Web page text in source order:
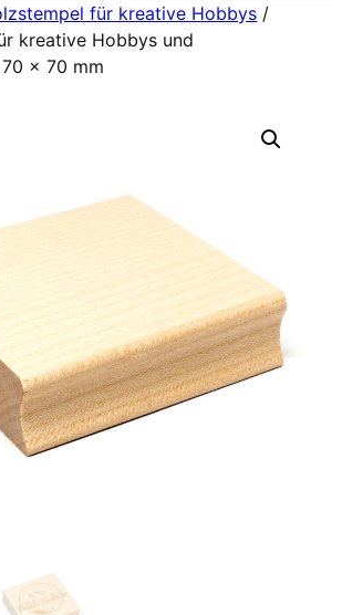
für kreative Hobbys /
kreative Hobbys und
x 70 mm